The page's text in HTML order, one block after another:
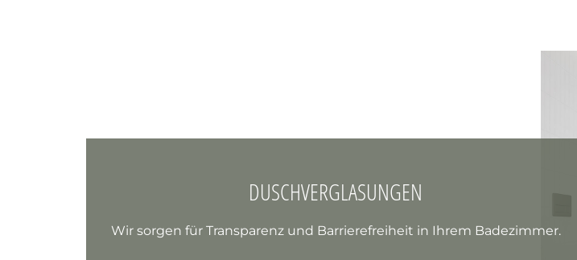
DUSCHVERGLASUNGEN
Wir sorgen für Transparenz und Barrierefreiheit in Ihrem Badezimmer.